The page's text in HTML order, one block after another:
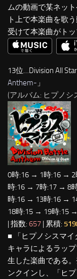
ムの動画で某ネッ
ト上で本楽曲を歌
受けて本楽曲がトッ
13位…Division All
Anthem- 」
(アルバム: ヒプノシ
0時:16 → 1時:16 →
時:16 → 7時:17 → 8
時:16 → 13時:16 →
18時:15 → 19時:15
| 指数: 657 | 累積:
■ 「ヒプノシスマ
キャラによるラッ
生した楽曲である
ンクインし、「ヒ